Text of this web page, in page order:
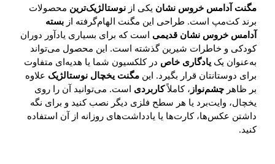
مگنت آدامس خروس نشان یکی از نوستالژیک‌ترین محصولات
برندکت‌مپ است. طراحی این مگنت الهام‌گرفته از بسته
آدامس خروس نشان قدیمی است که برای بسیاری یادآور دوران
کودکی و خاطرات شیرین گذشته است. این محصول می‌تواند
به‌عنوان یک یادگاری خاص در کلکسیون شما یا هدیه‌ای متفاوت
برای دوستانتان قرار بگیرد. این مگنت یخچال نوستالژیک علاوه
بر ظاهر چشم‌نواز ، کاملاًکاربردی است. می‌توانید آن را روی
یخچال، وایت‌برد یا هر سطح فلزی دیگر نصب کنید و برای نگه
داشتن عکس‌ها، کارت‌ها یا یادداشت‌های روزانه از آن استفاده
کنید.